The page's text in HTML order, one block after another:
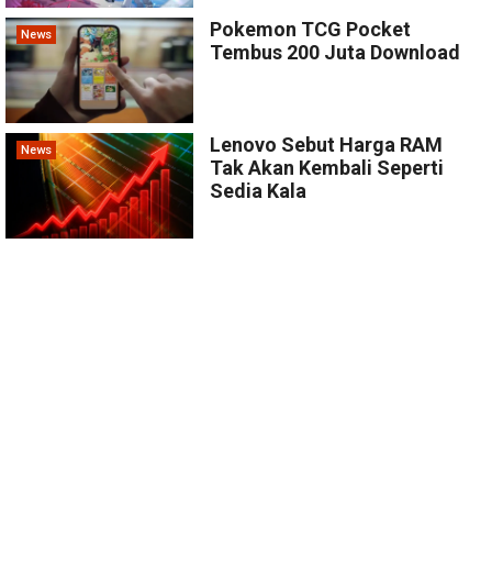
News
Pokemon TCG Pocket
Tembus 200 Juta Download
News
Lenovo Sebut Harga RAM
Tak Akan Kembali Seperti
Sedia Kala